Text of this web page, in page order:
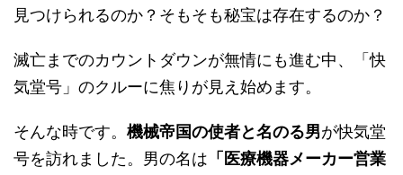
見つけられるのか？そもそも秘宝は存在するのか？
滅亡までのカウントダウンが無情にも進む中、「快
気堂号」のクルーに焦りが見え始めます。
そんな時です。 機械帝国の使者と名のる男が快気堂
号を訪れました。男の名は 「医療機器メーカー営業